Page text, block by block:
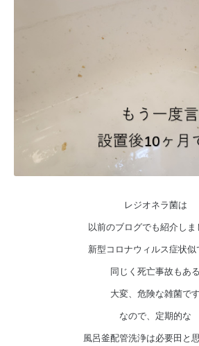
レジオネラ菌は
以前のブログでも紹介しま
新型コロナウィルス症状似
同じく死亡事故もある
大変、危険な雑菌です
なので、定期的な
風呂釜配管洗浄は必要田と